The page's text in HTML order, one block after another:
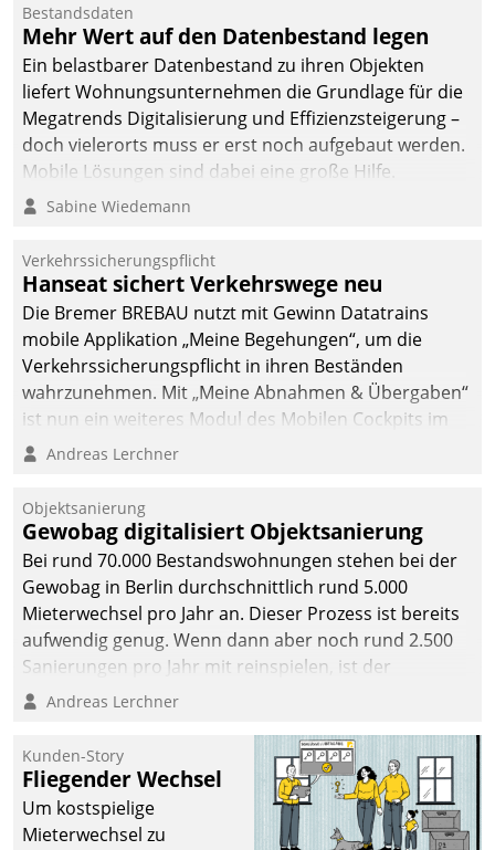
Datatrain. Die meravis
Wohnungsbau- und
Immobilien GmbH hat
sich dabei für den Betrieb
der Lösung über die SAP
Cloud Platform
entschieden - als erstes
Unternehmen am
Bestandsdaten
Mehr Wert auf den Datenbestand legen
Ein belastbarer Datenbestand zu ihren Objekten
liefert Wohnungsunternehmen die Grundlage für die
Megatrends Digitalisierung und Effizienzsteigerung –
doch vielerorts muss er erst noch aufgebaut werden.
Mobile Lösungen sind dabei eine große Hilfe.
Sabine Wiedemann
Verkehrssicherungspflicht
Hanseat sichert Verkehrswege neu
Die Bremer BREBAU nutzt mit Gewinn Datatrains
mobile Applikation „Meine Begehungen“, um die
Verkehrssicherungspflicht in ihren Beständen
wahrzunehmen. Mit „Meine Abnahmen & Übergaben“
ist nun ein weiteres Modul des Mobilen Cockpits im
Einsatz.
Andreas Lerchner
Objektsanierung
Gewobag digitalisiert Objektsanierung
Bei rund 70.000 Bestandswohnungen stehen bei der
Gewobag in Berlin durchschnittlich rund 5.000
Mieterwechsel pro Jahr an. Dieser Prozess ist bereits
aufwendig genug. Wenn dann aber noch rund 2.500
Sanierungen pro Jahr mit reinspielen, ist der
Betreuungs- und Organisationsaufwand immens. Im
kommunale Wohnungsbauunternehmen daher
gemeinsam mit der Berliner Datatrain GmbH den
Teilprozess der Objektsanierung digitalisiert.
Andreas Lerchner
Kunden-Story
Fliegender Wechsel
Um kostspielige
Mieterwechsel zu